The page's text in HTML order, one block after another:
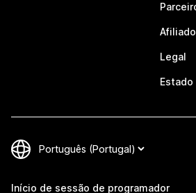
Legal
Início de sessão de programador